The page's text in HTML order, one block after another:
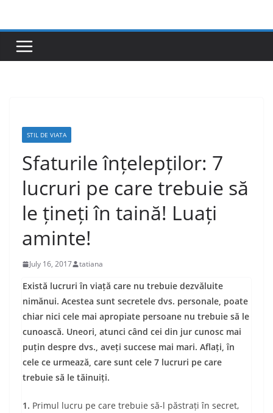
content
STIL DE VIATA
Sfaturile înțelepților: 7
lucruri pe care trebuie să
le țineți în taină! Luați
aminte!
July 16, 2017 tatiana
Există lucruri în viață care nu trebuie dezvăluite
nimănui. Acestea sunt secretele dvs. personale, poate
chiar nici cele mai apropiate persoane nu trebuie să le
cunoască. Uneori, atunci când cei din jur cunosc mai
puțin despre dvs., aveți succese mai mari. Aflați, în
cele ce urmează, care sunt cele 7 lucruri pe care
trebuie să le tăinuiți.
1. Primul lucru pe care trebuie să-l păstrați în secret,